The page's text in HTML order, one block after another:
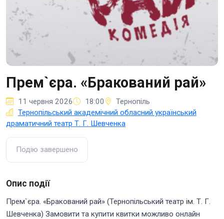
Прем`єра. «Бракований рай»
11 червня 2026 18:00
Тернопіль
Тернопільський академічний обласний український
драматичний театр Т. Г. Шевченка
Подію завершено
Опис події
Прем`єра. «Бракований рай» (Тернопільський театр ім. Т. Г.
Шевченка) Замовити та купити квитки можливо онлайн